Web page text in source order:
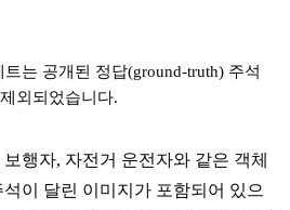
는 공개된 정답(ground-truth) 주석
외되었습니다.
행자, 자전거 운전자와 같은 객체
이 달린 이미지가 포함되어 있으